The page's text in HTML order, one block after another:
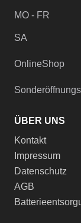
MO - FR
SA
OnlineShop
ÜBER UNS
Kontakt
Impressum
Datenschutz
AGB